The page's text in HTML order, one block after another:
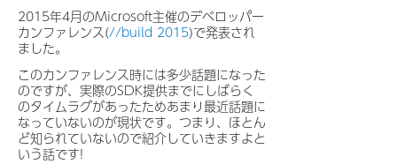
2015年4月のMicrosoft主催のデベロッパー
カンファレンス(//build 2015)で発表され
ました。
このカンファレンス時には多少話題になった
のですが、実際のSDK提供までにしばらく
のタイムラグがあったためあまり最近話題に
なっていないのが現状です。つまり、ほとん
ど知られていないので紹介していきますよと
いう話です!